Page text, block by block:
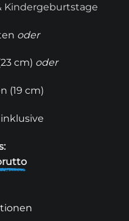
Kindergeburtstage
oder
cm) oder
(19 cm)